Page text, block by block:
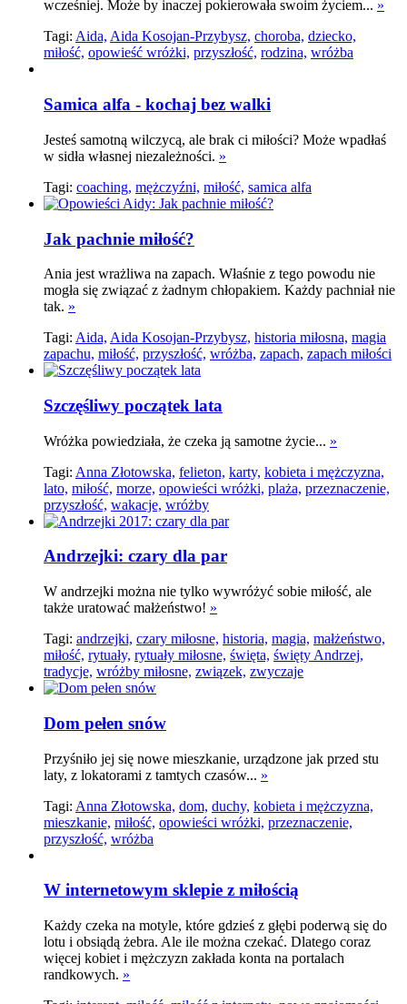
wcześniej. Może by inaczej pokierowała swoim życiem... »
Tagi: Aida, Aida Kosojan-Przybysz, choroba, dziecko,
miłość, opowieść wróżki, przyszłość, rodzina, wróżba
Samica alfa - kochaj bez walki
Jesteś samotną wilczycą, ale brak ci miłości? Może wpadłaś
w sidła własnej niezależności. »
Tagi: coaching, mężczyźni, miłość, samica alfa
Jak pachnie miłość?
Ania jest wrażliwa na zapach. Właśnie z tego powodu nie
mogła się związać z żadnym chłopakiem. Każdy pachniał nie
tak. »
Tagi: Aida, Aida Kosojan-Przybysz, historia miłosna, magia
zapachu, miłość, przyszłość, wróżba, zapach, zapach miłości
Szczęśliwy początek lata
Wróżka powiedziała, że czeka ją samotne życie... »
Tagi: Anna Złotowska, felieton, karty, kobieta i mężczyzna,
lato, miłość, morze, opowieści wróżki, plaża, przeznaczenie,
przyszłość, wakacje, wróżby
Andrzejki: czary dla par
W andrzejki można nie tylko wywróżyć sobie miłość, ale
także uratować małżeństwo! »
Tagi: andrzejki, czary miłosne, historia, magia, małżeństwo,
miłość, rytuały, rytuały miłosne, święta, święty Andrzej,
tradycje, wróżby miłosne, związek, zwyczaje
Dom pełen snów
Przyśniło jej się nowe mieszkanie, urządzone jak przed stu
laty, z lokatorami z tamtych czasów... »
Tagi: Anna Złotowska, dom, duchy, kobieta i mężczyzna,
mieszkanie, miłość, opowieści wróżki, przeznaczenie,
przyszłość, wróżba
W internetowym sklepie z miłością
Każdy czeka na motyle, które gdzieś z głębi poderwą się do
lotu i obsiądą żebra. Ale ile można czekać. Dlatego coraz
więcej kobiet i mężczyzn zakłada konta na portalach
randkowych. »